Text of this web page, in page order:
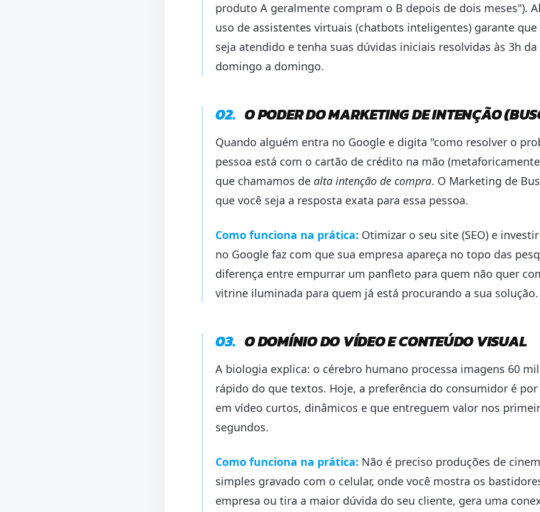
produto A geralmente compram o B depois de dois meses").
uso de assistentes virtuais (chatbots inteligentes) garante
seja atendido e tenha suas dúvidas iniciais resolvidas às 3h
domingo a domingo.
02. O PODER DO MARKETING DE INTENÇÃO
Quando alguém entra no Google e digita "como resolver o
pessoa está com o cartão de crédito na mão
que chamamos de alta intenção de compra. O Marketing de
que você seja a resposta exata para essa pessoa.
Como funciona na prática: Otimizar o seu site (SEO) e
no Google faz com que sua empresa apareça no topo das
diferença entre empurrar um panfleto para quem não quer
vitrine iluminada para quem já está procurando a sua solução.
03. O DOMÍNIO DO VÍDEO E CONTEÚDO VISUAL
A biologia explica: o cérebro humano processa imagens 60
rápido do que textos. Hoje, a preferência do consumidor é
em vídeo curtos, dinâmicos e que entreguem valor nos
segundos.
Como funciona na prática: Não é preciso produções de
simples gravado com o celular, onde você mostra os
empresa ou tira a maior dúvida do seu cliente, gera uma